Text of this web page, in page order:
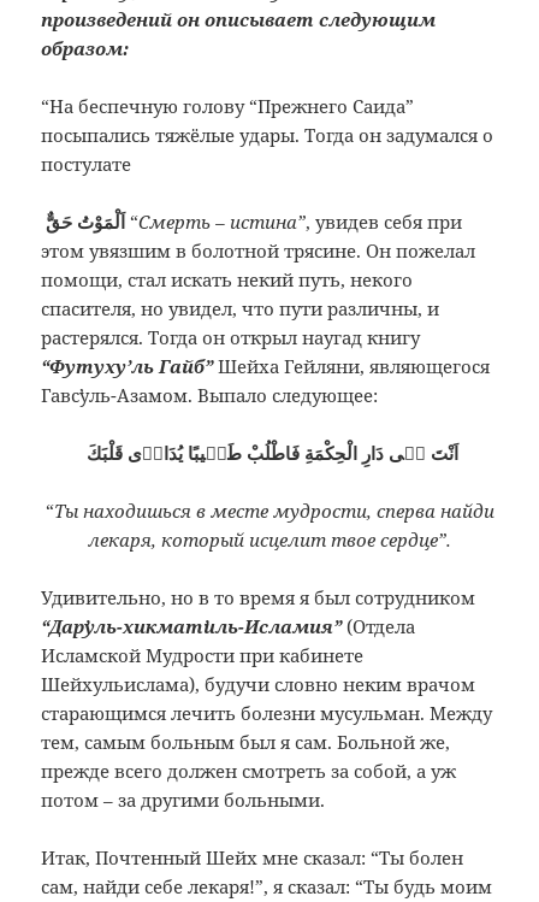
произведений он описывает следующим
образом:
“На беспечную голову “Прежнего Саида”
посыпались тяжёлые удары. Тогда он задумался о
постулате
“Смерть – истина”, увидев себя при
этом увязшим в болотной трясине. Он пожелал
помощи, стал искать некий путь, некого
спасителя, но увидел, что пути различны, и
растерялся. Тогда он открыл наугад книгу
“Футуху’ль Гайб”Шейха Гейляни, являющегося
Гавсʼуль-Азамом. Выпало следующее:
اَنْتَ فٖى دَارِ الْحِكْمَةِ فَاطْلُبْ طَبٖيبًا يُدَاوٖى قَلْبَكَ
“Ты находишься в месте мудрости, сперва найди
лекаря, который исцелит твое сердце”.
Удивительно, но в то время я был сотрудником
“Дарʼуль-хикматʼиль-Исламия”(Отдела
Исламской Мудрости при кабинете
Шейхульислама), будучи словно неким врачом
старающимся лечить болезни мусульман. Между
тем, самым больным был я сам. Больной же,
прежде всего должен смотреть за собой, а уж
потом – за другими больными.
Итак, Почтенный Шейх мне сказал: “Ты болен
сам, найди себе лекаря!”, я сказал: “Ты будь моим